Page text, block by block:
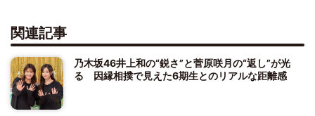
関連記事
乃木坂46井上和の“鋭さ”と菅原咲月の“返し”が光
る 因縁相撲で見えた6期生とのリアルな距離感